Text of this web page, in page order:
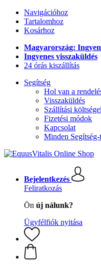
Navigációhoz
Tartalomhoz
Kosárhoz
Magyarország:
Ingyenes visszaküldés
24 órás kiszállítás
Segítség
Hol van a
Visszaküldés
Szállítási
Fizetési módok
Kapcsolat
Minden Segítség-
Bejelentkezés
Feliratkozás
Ön új nálunk?
Ügyfélfiók nyitása